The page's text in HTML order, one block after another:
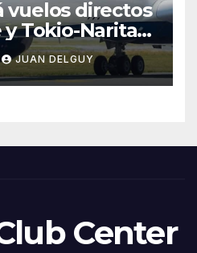
vuelos directos
Tokio-Narita
2027
JUAN DELGUY
Center